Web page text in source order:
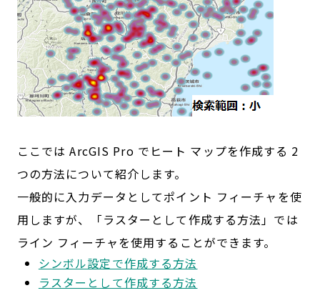
ここでは ArcGIS Pro でヒート マップを作成する 2
つの方法について紹介します。
一般的に入力データとしてポイント フィーチャを使
用しますが、「ラスターとして作成する方法」では
ライン フィーチャを使用することができます。
シンボル設定で作成する方法
ラスターとして作成する方法